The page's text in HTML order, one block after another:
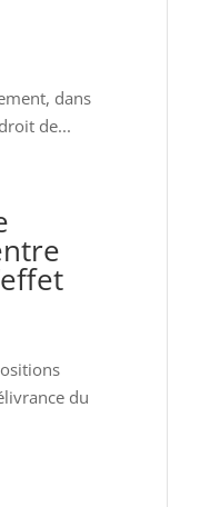
dans
de...
du